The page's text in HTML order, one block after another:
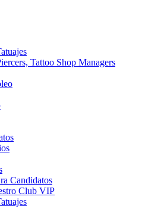
Tattoo Shop Managers
Candidatos
Club VIP